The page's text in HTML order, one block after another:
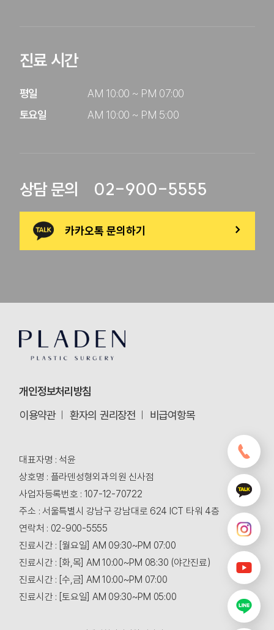
진료 시간
평일
토요일
AM 10:00 ~ PM 07:00
AM 10:00 ~ PM 5:00
상담 문의 02-900-5555
카카오톡 문의하기 >
개인정보처리방침
이용약관
환자의 권리장전 비급여항목
대표자명 : 석윤
상호명 : 플라덴성형외과의원 신사점
사업자등록번호 : 107-12-70722
주소 : 서울특별시 강남구 강남대로 624 ICT 타워 4층
연락처 : 02-900-5555
진료시간 : [월요일] AM 09:30~PM 07:00
진료시간 : [화,목] AM 10:00~PM 08:30 (야간진료)
진료시간 : [수,금] AM 10:00~PM 07:00
진료시간 : [토요일] AM 09:30~PM 05:00